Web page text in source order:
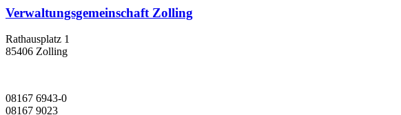
Verwaltungsgemeinschaft Zolling
Rathausplatz 1
85406 Zolling
08167 6943-0
08167 9023